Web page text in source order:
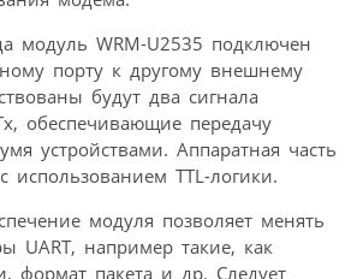
модуль WRM-U2535 подключен
порту к другому внешнему
будут два сигнала
обеспечивающие передачу
устройствами. Аппаратная часть
использованием TTL-логики.
модуля позволяет менять
UART, например такие, как
формат пакета и др. Следует